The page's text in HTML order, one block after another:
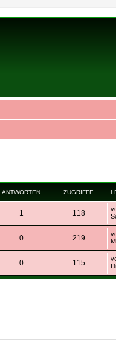
ANTWORTEN ZUGRIFFE
1 118
0 219
0 115